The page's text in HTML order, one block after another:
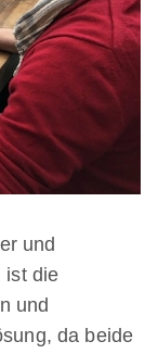
und
ist die
und
da beide